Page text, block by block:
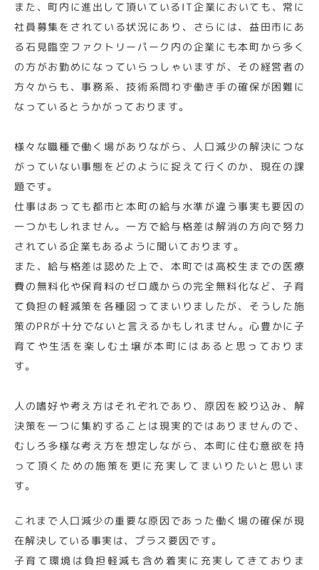
また、町内に進出して頂いているIT企業においても、常に
社員募集をされている状況にあり、さらには、益田市にあ
る石見臨空ファクトリーパーク内の企業にも本町から多く
の方がお勤めになっていらっしゃいますが、その経営者の
方々からも、事務系、技術系問わず働き手の確保が困難に
なっているとうかがっております。
様々な職種で働く場がありながら、人口減少の解決につな
がっていない事態をどのように捉えて行くのか、現在の課
題です。
仕事はあっても都市と本町の給与水準が違う事実も要因の
一つかもしれません。一方で給与格差は解消の方向で努力
されている企業もあるように聞いております。
また、給与格差は認めた上で、本町では高校生までの医療
費の無料化や保育料のゼロ歳からの完全無料化など、子育
て負担の軽減策を各種図ってまいりましたが、そうした施
策のPRが十分でないと言えるかもしれません。心豊かに子
育てや生活を楽しむ土壌が本町にはあると思っておりま
す。
人の嗜好や考え方はそれぞれであり、原因を絞り込み、解
決策を一つに集約することは現実的ではありませんので、
むしろ多様な考え方を想定しながら、本町に住む意欲を持
って頂くための施策を更に充実してまいりたいと思いま
す。
これまで人口減少の重要な原因であった働く場の確保が現
在解決している事実は、プラス要因です。
子育て環境は負担軽減も含め着実に充実してきておりま